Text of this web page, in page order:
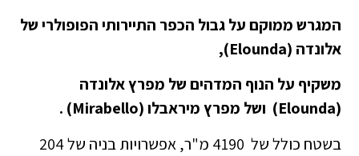
המגרש ממוקם על גבול הכפר התיירותי הפופולרי של
אלונדה (Elounda),
משקיף על הנוף המדהים של מפרץ אלונדה
(Elounda)
ושל מפרץ מיראבלו (Mirabello) .
בשטח כולל של 4190 מ"ר, אפשרויות בניה של 204